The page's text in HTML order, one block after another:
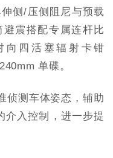
侧/压侧阻尼与预载
震搭配专属连杆比
向四活塞辐射卡钳
单碟。
侦测车体姿态，辅助
介入控制，进一步提